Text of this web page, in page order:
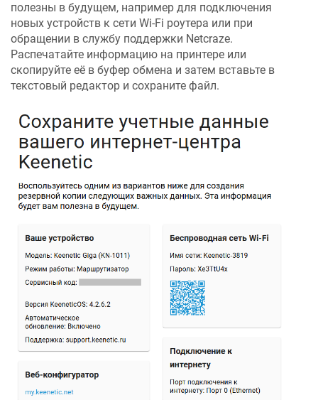
полезны в будущем, например для подключения
новых устройств к сети Wi-Fi роутера или при
обращении в службу поддержки Netcraze.
Распечатайте информацию на принтере или
скопируйте её в буфер обмена и затем вставьте в
текстовый редактор и сохраните файл.